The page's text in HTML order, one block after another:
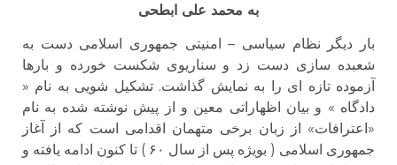
به محمد علی ابطحی
بار دیگر نظام سیاسی – امنیتی جمهوری اسلامی دست به
شعبده سازی دست زد و سناریوی شکست خورده و بارها
آزموده تازه ای را به نمایش گذاشت. تشکیل شویی به نام «
دادگاه » و بیان اظهاراتی معین و از پیش نوشته شده به نام
«اعترافات» از زبان برخی متهمان اقدامی است که از آغاز
جمهوری اسلامی ( بویژه پس از سال ۶۰ ) تا کنون ادامه یافته و